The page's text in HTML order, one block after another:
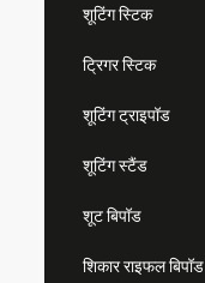
शूटिंग स्टिक
ट्रिगर स्टिक
शूटिंग ट्राइपॉड
शूटिंग स्टैंड
शूट बिपॉड
शिकार राइफल बिपॉड